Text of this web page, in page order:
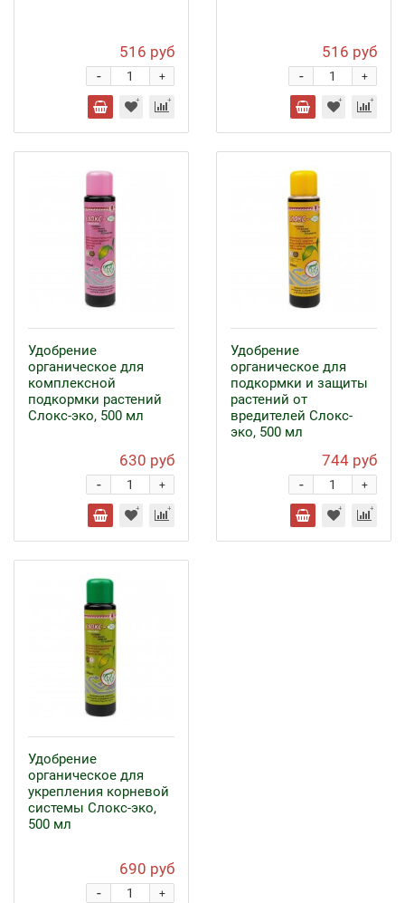
516 руб
+
-
516 руб
+
-
Удобрение
органическое для
комплексной
подкормки растений
Слокс-эко, 500 мл
630 руб
+
-
Удобрение
органическое для
подкормки и защиты
растений от
вредителей Слокс-
эко, 500 мл
744 руб
+
-
Удобрение
органическое для
укрепления корневой
системы Слокс-эко,
500 мл
690 руб
+
-